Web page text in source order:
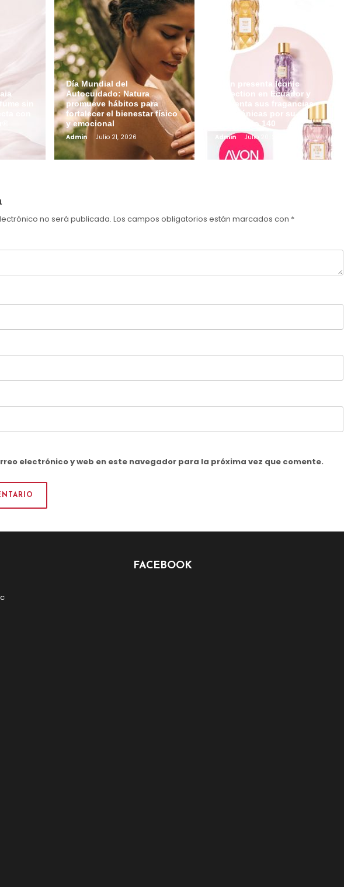
sin
con
Día Mundial del
Autocuidado: Natura
promueve hábitos para
fortalecer el bienestar físico
y emocional
Admin Julio 21, 2026
Avon presenta Iconic
Collection en Ecuador y
reinventa sus fragancias
más icónicas por su
aniversario 140
Admin Julio 20, 2026
no será publicada. Los campos obligatorios están marcados con *
electrónico y web en este navegador para la próxima vez que comente.
FACEBOOK